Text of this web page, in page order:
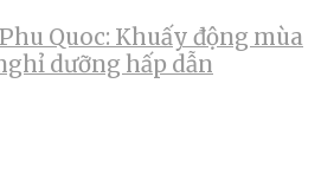
Quoc: Khuấy động mùa
dưỡng hấp dẫn